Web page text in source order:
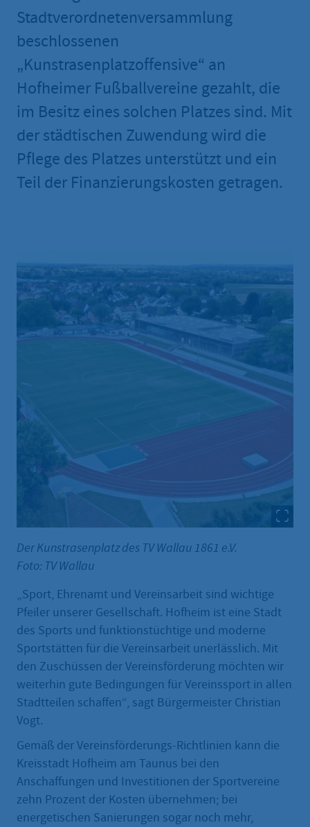
Stadtverordnetenversammlung
beschlossenen
„Kunstrasenplatzoffensive“ an
Hofheimer Fußballvereine gezahlt, die
im Besitz eines solchen Platzes sind. Mit
der städtischen Zuwendung wird die
Pflege des Platzes unterstützt und ein
Teil der Finanzierungskosten getragen.
Der Kunstrasenplatz des TV Wallau 1861 e.V.
Foto: TV Wallau
„Sport, Ehrenamt und Vereinsarbeit sind wichtige
Pfeiler unserer Gesellschaft. Hofheim ist eine Stadt
des Sports und funktionstüchtige und moderne
Sportstätten für die Vereinsarbeit unerlässlich. Mit
den Zuschüssen der Vereinsförderung möchten wir
weiterhin gute Bedingungen für Vereinssport in allen
Stadtteilen schaffen“, sagt Bürgermeister Christian
Vogt.
Gemäß der Vereinsförderungs-Richtlinien kann die
Kreisstadt Hofheim am Taunus bei den
Anschaffungen und Investitionen der Sportvereine
zehn Prozent der Kosten übernehmen; bei
energetischen Sanierungen sogar noch mehr,